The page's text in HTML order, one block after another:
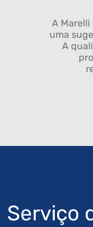
A Marelli
uma
A
Serviço